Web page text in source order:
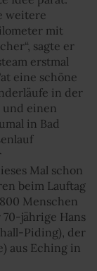
weitere
mit
sagte er
erstmal
eine schöne
in der
einen
in Bad
Mal schon
beim Lauftag
Menschen
jährige Hans
Piding), der
aus Eching in